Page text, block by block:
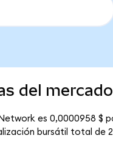
del
es 0,0000958 $
bursátil total de